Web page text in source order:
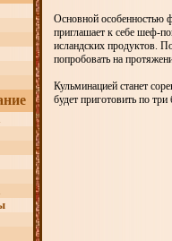
Основной особенностью
приглашает к себе шеф-
исландских продуктов.
попробовать на
Кульминацией станет
будет приготовить по